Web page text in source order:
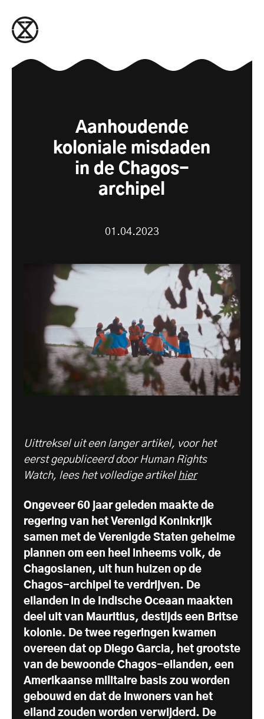
Aanhoudende
koloniale misdaden
in de Chagos-
archipel
01.04.2023
Uittreksel uit een langer artikel, voor het
eerst gepubliceerd door Human Rights
Watch, lees het volledige artikel hier
Ongeveer 60 jaar geleden maakte de
regering van het Verenigd Koninkrijk
samen met de Verenigde Staten geheime
plannen om een heel inheems volk, de
Chagosianen, uit hun huizen op de
Chagos-archipel te verdrijven. De
eilanden in de Indische Oceaan maakten
deel uit van Mauritius, destijds een Britse
kolonie. De twee regeringen kwamen
overeen dat op Diego Garcia, het grootste
van de bewoonde Chagos-eilanden, een
Amerikaanse militaire basis zou worden
gebouwd en dat de inwoners van het
eiland zouden worden verwijderd. De